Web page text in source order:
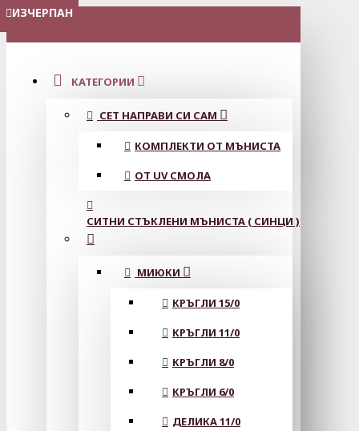
МЕНЮ
КАТЕГОРИИ
СЕТ НАПРАВИ СИ САМ
КОМПЛЕКТИ ОТ МЪНИСТА
ОТ UV СМОЛА
СИТНИ СТЪКЛЕНИ МЪНИСТА ( СИНЦИ )
МИЮКИ
КРЪГЛИ 15/0
КРЪГЛИ 11/0
КРЪГЛИ 8/0
КРЪГЛИ 6/0
ДЕЛИКА 11/0
ИЗЧЕРПАН
ИЗЧЕРПАН
ИЗЧЕРПАН